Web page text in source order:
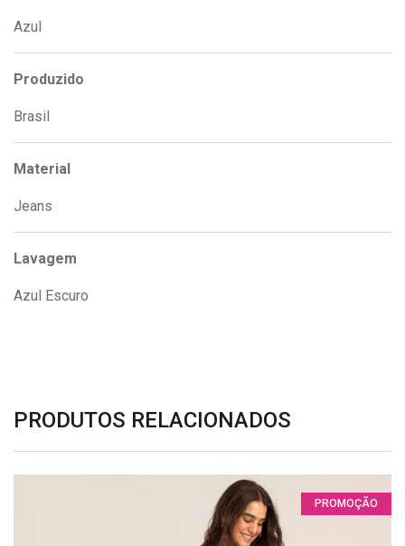
Azul
Produzido
Brasil
Material
Jeans
Lavagem
Azul Escuro
PRODUTOS RELACIONADOS
PROMOÇÃO